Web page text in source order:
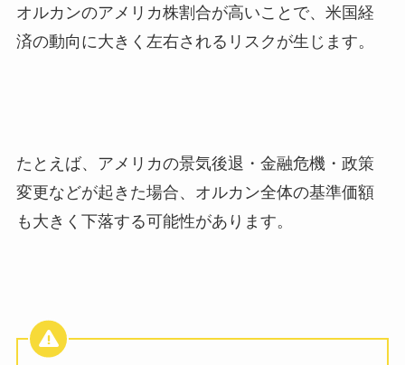
オルカンのアメリカ株割合が高いことで、米国経
済の動向に大きく左右されるリスクが生じます。
たとえば、アメリカの景気後退・金融危機・政策
変更などが起きた場合、オルカン全体の基準価額
も大きく下落する可能性があります。